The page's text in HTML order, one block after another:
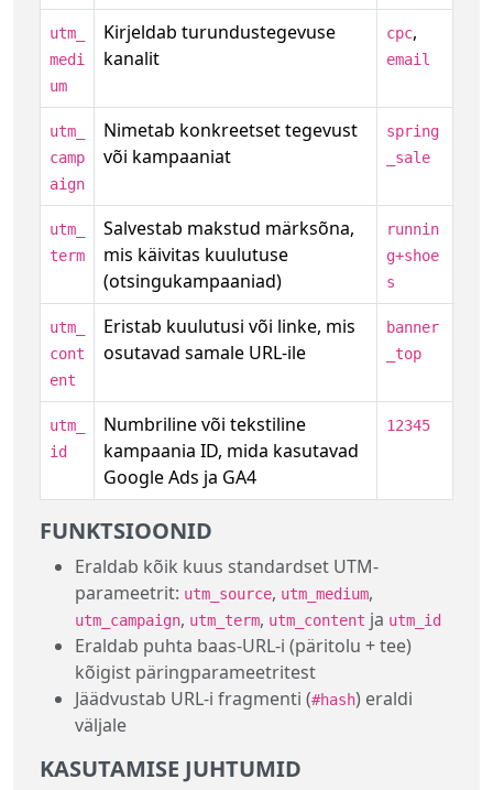
utm_
medi
um
Kirjeldab turundustegevuse
kanalit
cpc,
email
utm_
camp
aign
Nimetab konkreetset tegevust
või kampaaniat
spring
_sale
utm_
term
Salvestab makstud märksõna,
mis käivitas kuulutuse
(otsingukampaaniad)
runnin
g+shoe
s
utm_
cont
ent
Eristab kuulutusi või linke, mis
osutavad samale URL-ile
banner
_top
utm_
id
Numbriline või tekstiline
kampaania ID, mida kasutavad
Google Ads ja GA4
12345
FUNKTSIOONID
Eraldab kõik kuus standardset UTM-
parameetrit: utm_source, utm_medium,
utm_campaign, utm_term, utm_content ja utm_id
Eraldab puhta baas-URL-i (päritolu + tee)
kõigist päringparameetritest
Jäädvustab URL-i fragmenti (#hash) eraldi
väljale
KASUTAMISE JUHTUMID